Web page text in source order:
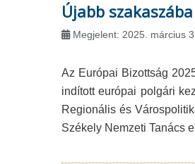
Újabb
Megjelent: 2025. március
Az Európai Bizottság
indított európai polgári
Regionális és
Székely Nemzeti Tanács